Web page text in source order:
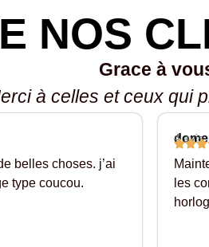
NOS
Grace à
à celles et ceux qui
belles choses. j’ai
type coucou.
4 avis
les